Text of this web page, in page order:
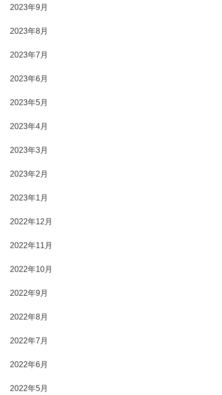
2023年9月
2023年8月
2023年7月
2023年6月
2023年5月
2023年4月
2023年3月
2023年2月
2023年1月
2022年12月
2022年11月
2022年10月
2022年9月
2022年8月
2022年7月
2022年6月
2022年5月